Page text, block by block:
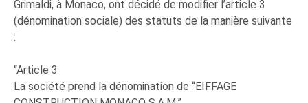
Grimaldi, à Monaco, ont décidé de modifier l’article 3
(dénomination sociale) des statuts de la manière suivante
:
“Article 3
La société prend la dénomination de “EIFFAGE